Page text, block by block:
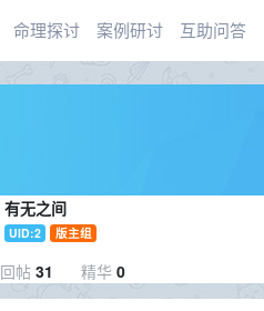
命理探讨 案例研讨 互助问答
有无之间
UID:2 版主组
回帖 31 精华 0